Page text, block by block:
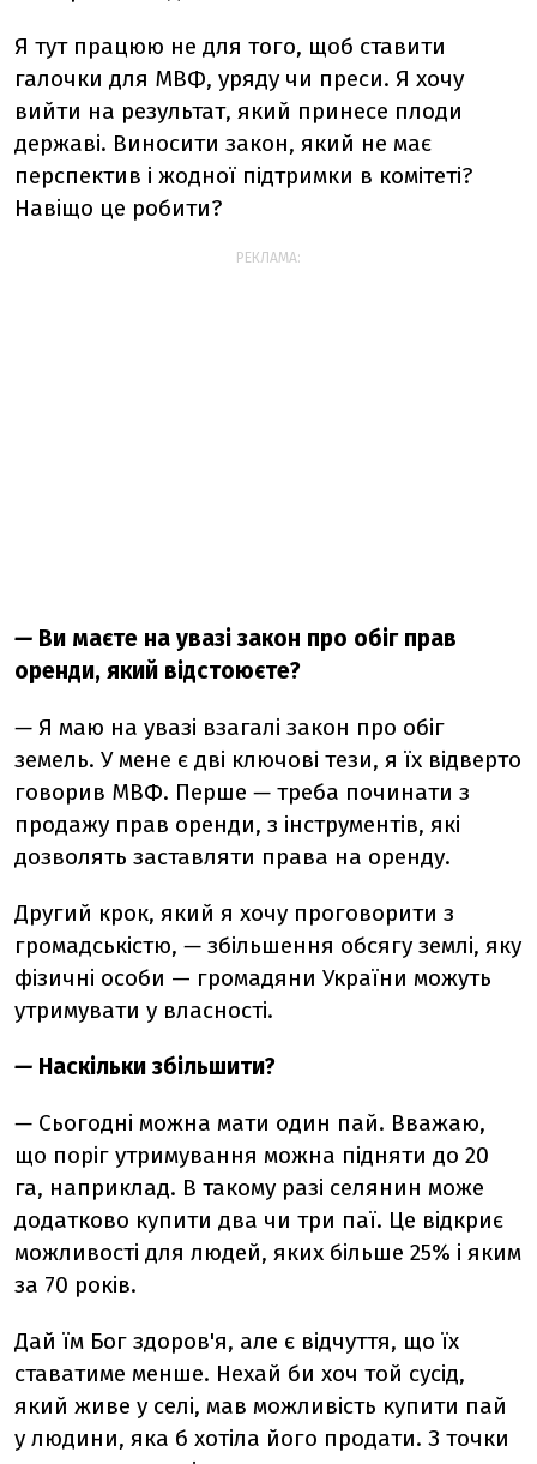
Я тут працюю не для того, щоб ставити
галочки для МВФ, уряду чи преси. Я хочу
вийти на результат, який принесе плоди
державі. Виносити закон, який не має
перспектив і жодної підтримки в комітеті?
Навіщо це робити?
РЕКЛАМА:
— Ви маєте на увазі закон про обіг прав
оренди, який відстоюєте?
— Я маю на увазі взагалі закон про обіг
земель. У мене є дві ключові тези, я їх відверто
говорив МВФ. Перше — треба починати з
продажу прав оренди, з інструментів, які
дозволять заставляти права на оренду.
Другий крок, який я хочу проговорити з
громадськістю, — збільшення обсягу землі, яку
фізичні особи — громадяни України можуть
утримувати у власності.
— Наскільки збільшити?
— Сьогодні можна мати один пай. Вважаю,
що поріг утримування можна підняти до 20
га, наприклад. В такому разі селянин може
додатково купити два чи три паї. Це відкриє
можливості для людей, яких більше 25% і яким
за 70 років.
Дай їм Бог здоров'я, але є відчуття, що їх
ставатиме менше. Нехай би хоч той сусід,
який живе у селі, мав можливість купити пай
у людини, яка б хотіла його продати. З точки